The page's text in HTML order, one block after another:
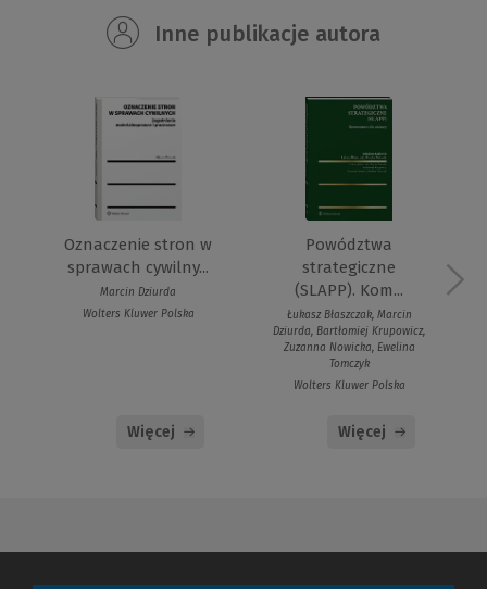
Inne publikacje autora
Oznaczenie stron w
sprawach cywilny...
Marcin Dziurda
Wolters Kluwer Polska
Więcej
Powództwa
strategiczne
(SLAPP). Kom...
Łukasz Błaszczak, Marcin
Dziurda, Bartłomiej Krupowicz,
Zuzanna Nowicka, Ewelina
Tomczyk
Wolters Kluwer Polska
Więcej